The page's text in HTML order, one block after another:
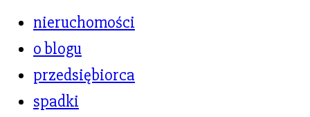
nieruchomości
o blogu
przedsiębiorca
spadki